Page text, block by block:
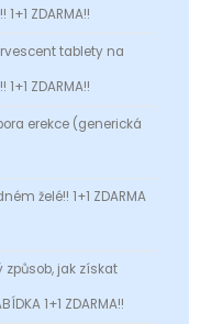
ZDARMA!!
tablety na
ZDARMA!!
erekce (generická
želé!! 1+1 ZDARMA
způsob, jak získat
1+1 ZDARMA!!